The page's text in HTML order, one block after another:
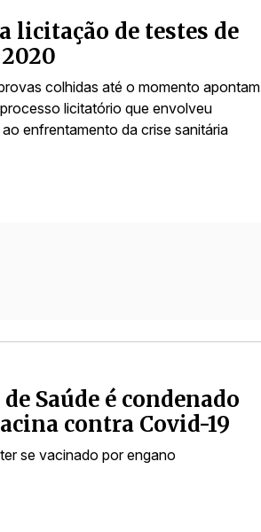
licitação de testes de
colhidas até o momento apontam
licitatório que envolveu
enfrentamento da crise sanitária
Saúde é condenado
contra Covid-19
se vacinado por engano